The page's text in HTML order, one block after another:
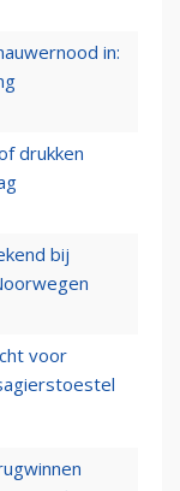
in:
drukken
bij
voor